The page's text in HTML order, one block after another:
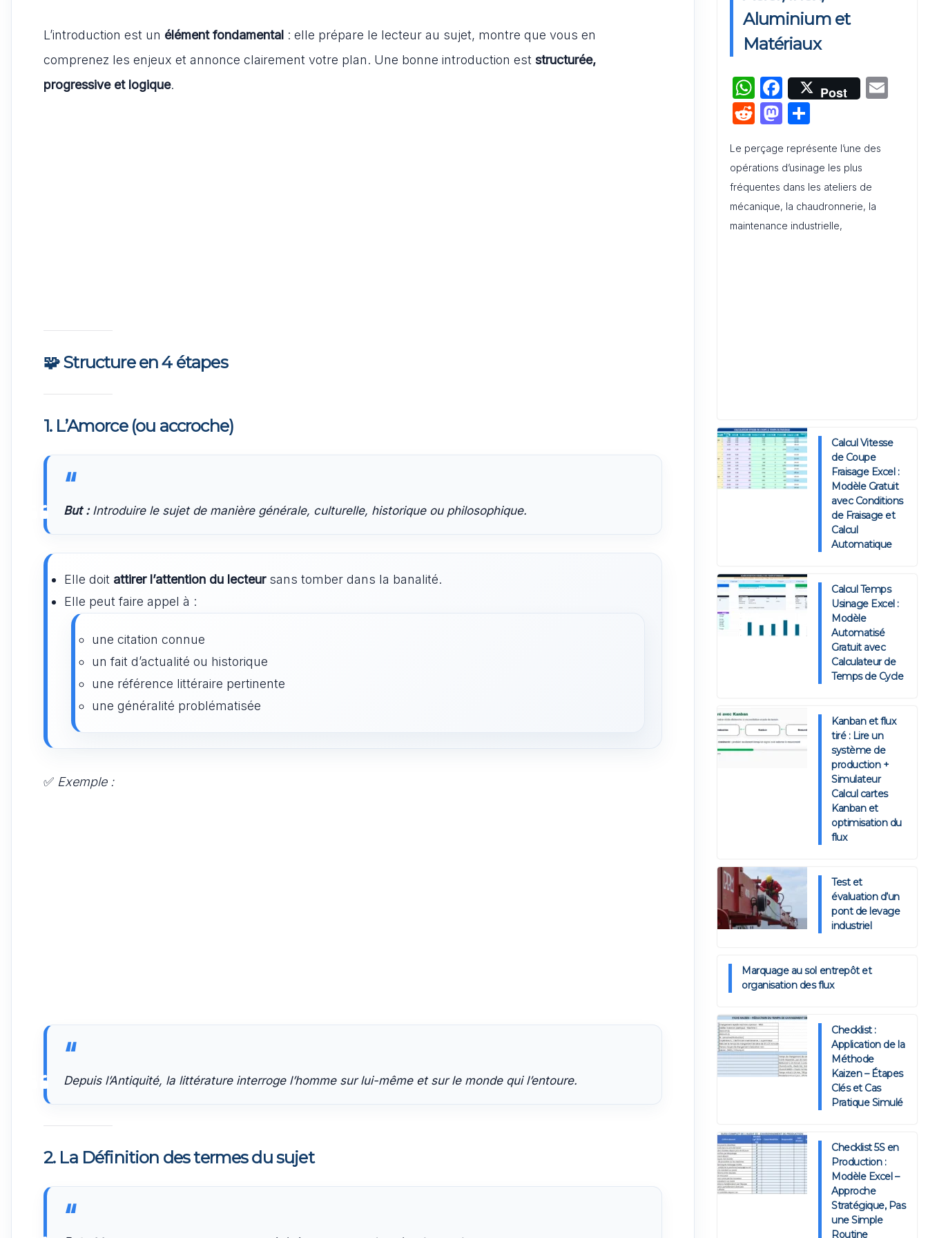
L’introduction est un élément fondamental : elle prépare le lecteur au sujet, montre que vous en
comprenez les enjeux et annonce clairement votre plan. Une bonne introduction est structurée,
progressive et logique.
🧩Structure en 4 étapes
1. L’Amorce (ou accroche)
But :Introduire le sujet de manière générale, culturelle, historique ou philosophique.
Elle doit attirer l’attention du lecteursans tomber dans la banalité.
Elle peut faire appel à :
une citation connue
un fait d’actualité ou historique
une référence littéraire pertinente
une généralité problématisée
✅ Exemple :
Depuis l’Antiquité, la littérature interroge l’homme sur lui-même et sur le monde qui l’entoure.
2. La Définition des termes du sujet
Activation de Marque : Mise en
Œuvre et Modèle de Feuille de
Route
Audit de Communication
Interne et Externe : Canevas
Word
Aluminium et
Matériaux
W
h
at
s
A
p
p
F
a
c
e
b
o
o
Post
R
d
di
t
M
st
o
d
o
ta
g
er
Le perçage représente l’une des
opérations d’usinage les plus
fréquentes dans les ateliers de
mécanique, la chaudronnerie, la
maintenance industrielle,
Calcul Vitesse
de Coupe
Fraisage Excel :
Modèle Gratuit
avec Conditions
de Fraisage et
Calcul
Automatique
Calcul Temps
Usinage Excel :
Modèle
Automatisé
Gratuit avec
Calculateur de
Temps de Cycle
Kanban et flux
tiré : Lire un
système de
production +
Simulateur
Calcul cartes
Kanban et
optimisation du
flux
Test et
évaluation d’un
pont de levage
industriel
Marquage au sol entrepôt et
organisation des flux
Checklist :
Application de la
Méthode
Kaizen – Étapes
Clés et Cas
Pratique Simulé
Checklist 5S en
Production :
Modèle Excel –
Approche
Stratégique, Pas
une Simple
Routine